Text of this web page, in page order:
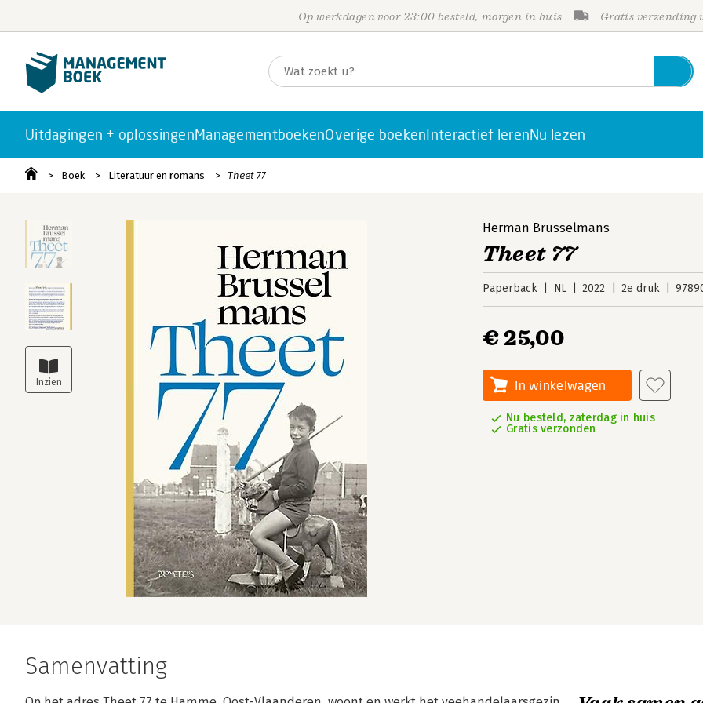
Op werkdagen voor 23:00 besteld, morgen in huis Gratis verzending
Uitdagingen + oplossingenManagementboekenOverige boekenInteractief lerenNu lezen
Boek Literatuur en romans Theet 77
Herman Brusselmans
Theet 77
Paperback NL 2022 2e druk
€ 25,00
In winkelwagen
Nu besteld, zaterdag in huis
Gratis verzonden
Samenvatting